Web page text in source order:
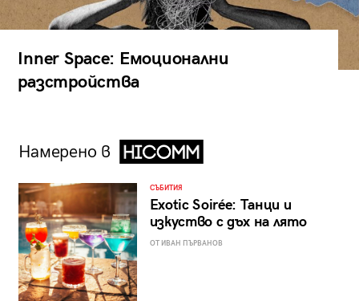
Inner Space: Емоционални
разстройства
Намерено в
СЪБИТИЯ
Exotic Soirée: Танци и
изкуство с дъх на лято
ОТ ИВАН ПЪРВАНОВ